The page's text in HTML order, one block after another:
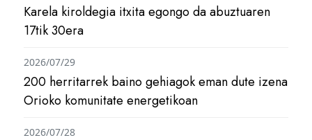
Karela kiroldegia itxita egongo da abuztuaren
17tik 30era
200 herritarrek baino gehiagok eman dute izena
Orioko komunitate energetikoan
2026/07/29
2026/07/28